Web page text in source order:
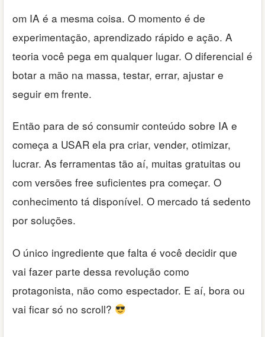
om IA é a mesma coisa. O momento é de
experimentação, aprendizado rápido e ação. A
teoria você pega em qualquer lugar. O diferencial é
botar a mão na massa, testar, errar, ajustar e
seguir em frente.
Então para de só consumir conteúdo sobre IA e
começa a USAR ela pra criar, vender, otimizar,
lucrar. As ferramentas tão aí, muitas gratuitas ou
com versões free suficientes pra começar. O
conhecimento tá disponível. O mercado tá sedento
por soluções.
O único ingrediente que falta é você decidir que
vai fazer parte dessa revolução como
protagonista, não como espectador. E aí, bora ou
vai ficar só no scroll?